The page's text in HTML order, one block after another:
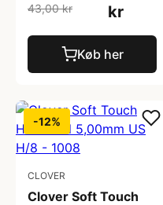
43,00 kr
kr
Køb her
-12%
CLOVER
Clover Soft Touch